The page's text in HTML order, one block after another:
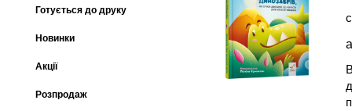
Готується до друку
Новинки
Акції
Розпродаж